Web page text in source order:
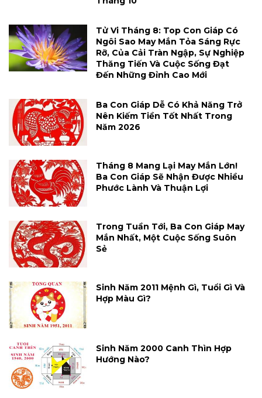
Tử Vi Tháng 8: Top Con Giáp Có
Ngôi Sao May Mắn Tỏa Sáng Rực
Rỡ, Của Cải Tràn Ngập, Sự Nghiệp
Thăng Tiến Và Cuộc Sống Đạt
Đến Những Đỉnh Cao Mới
Ba Con Giáp Dễ Có Khả Năng Trở
Nên Kiếm Tiền Tốt Nhất Trong
Năm 2026
Tháng 8 Mang Lại May Mắn Lớn!
Ba Con Giáp Sẽ Nhận Được Nhiều
Phước Lành Và Thuận Lợi
Trong Tuần Tới, Ba Con Giáp May
Mắn Nhất, Một Cuộc Sống Suôn
Sẻ
Sinh Năm 2011 Mệnh Gì, Tuổi Gì Và
Hợp Màu Gì?
Sinh Năm 2000 Canh Thìn Hợp
Hướng Nào?